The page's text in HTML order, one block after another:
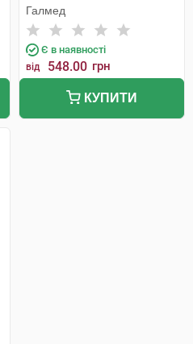
трубками, контейнер 400 мл
1 шт
Галмед
Є в наявності
від 548.00 грн
КУПИТИ